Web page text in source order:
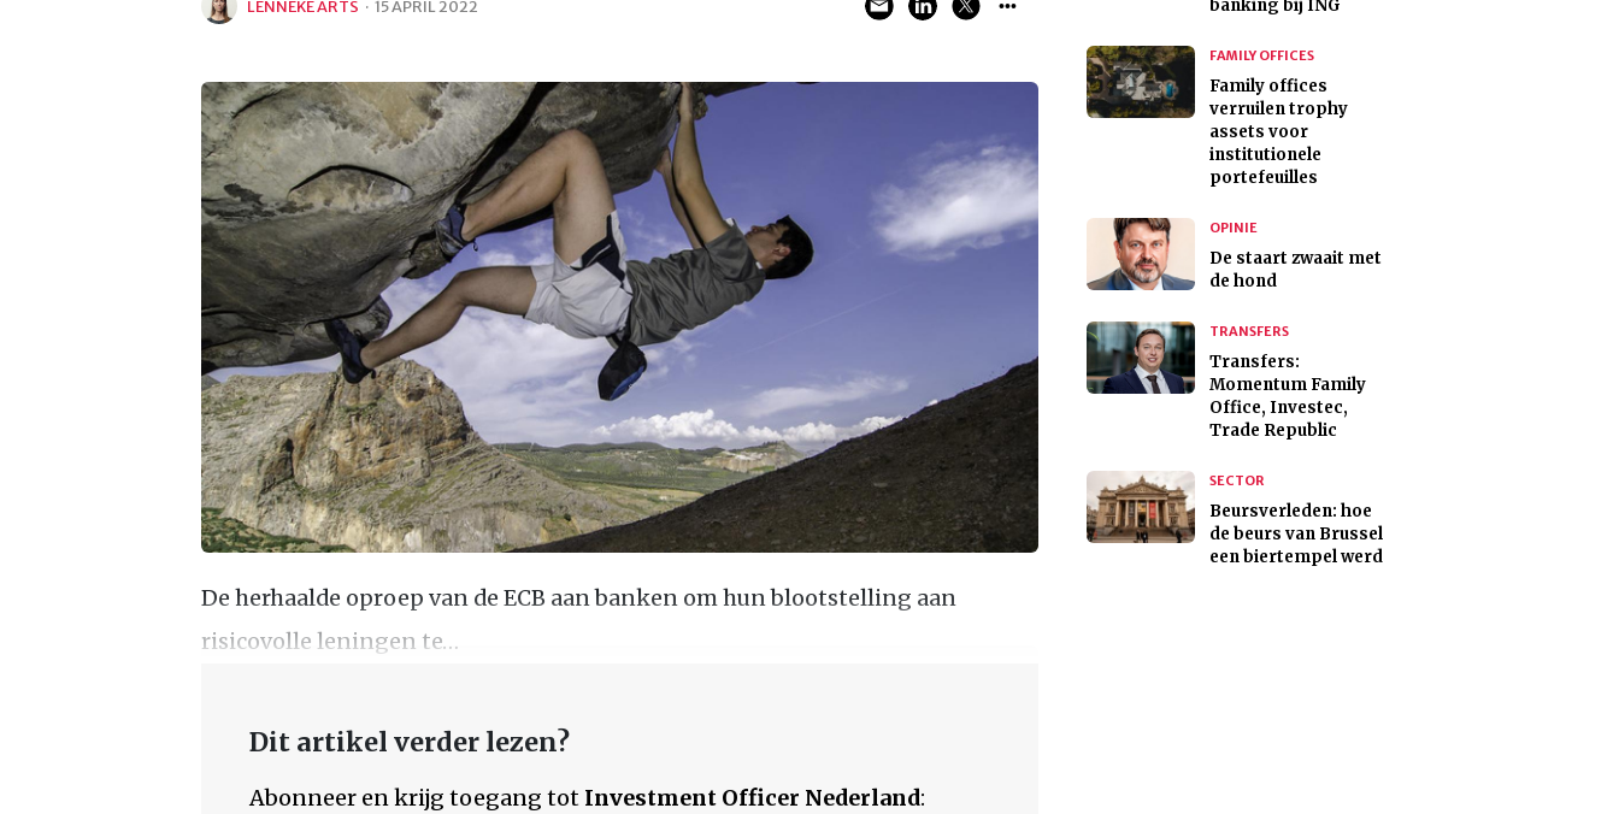
LENNEKE ARTS · 15 APRIL 2022
De herhaalde oproep van de ECB aan banken om hun blootstelling aan
risicovolle leningen te…
Dit artikel verder lezen?
Abonneer en krijg toegang tot Investment Officer Nederland:
banking bij ING
FAMILY OFFICES
Family offices
verruilen trophy
assets voor
institutionele
portefeuilles
OPINIE
De staart zwaait met
de hond
TRANSFERS
Transfers:
Momentum Family
Office, Investec,
Trade Republic
SECTOR
Beursverleden: hoe
de beurs van Brussel
een biertempel werd